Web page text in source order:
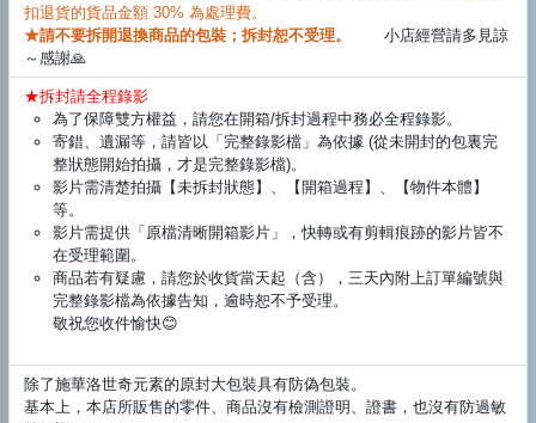
扣退貨的貨品金額 30% 為處理費。
★請不要拆開退換商品的包裝；拆封恕不受理。
小店經營請多見諒
～感謝🙏
★拆封請全程錄影
為了保障雙方權益，請您在開箱/拆封過程中務必全程錄影。
寄錯、遺漏等，請皆以「完整錄影檔」為依據 (從未開封的包裏完
整狀態開始拍攝，才是完整錄影檔)。
影片需清楚拍攝【未拆封狀態】、【開箱過程】、【物件本體】
等。
影片需提供「原檔清晰開箱影片」，快轉或有剪輯痕跡的影片皆不
在受理範圍。
商品若有疑慮，請您於收貨當天起（含），三天內附上訂單編號與
完整錄影檔為依據告知，逾時恕不予受理。
敬祝您收件愉快😊
除了施華洛世奇元素的原封大包裝具有防偽包裝。
基本上，本店所販售的零件、商品沒有檢測證明、證書，也沒有防過敏